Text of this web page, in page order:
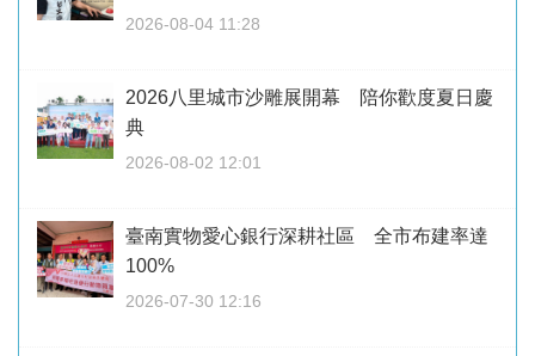
2026-08-04 11:28
2026八里城市沙雕展開幕 陪你歡度夏日慶
典
2026-08-02 12:01
臺南實物愛心銀行深耕社區 全市布建率達
100%
2026-07-30 12:16